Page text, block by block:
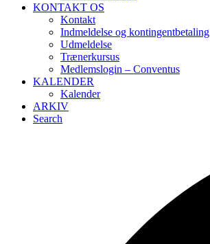
KONTAKT OS
Kontakt
Indmeldelse og kontingentbetaling
Udmeldelse
Trænerkursus
Medlemslogin – Conventus
KALENDER
Kalender
ARKIV
Search